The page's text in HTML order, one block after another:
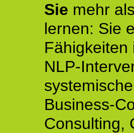
Sie mehr
lernen: Sie
Fähigkeiten
NLP-
Business-
Consulting,